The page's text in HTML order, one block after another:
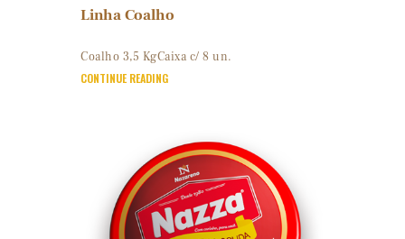
Linha Coalho
Coalho 3,5 KgCaixa c/ 8 un.
CONTINUE READING